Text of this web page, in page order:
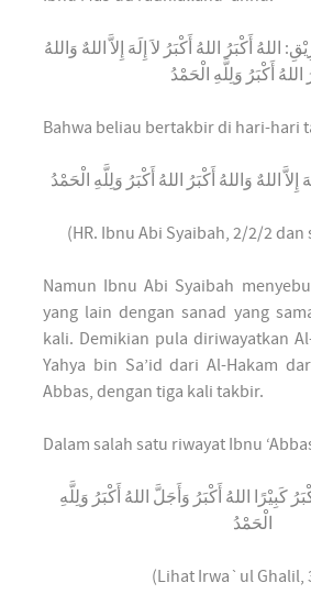
اللهُ أَكْبَرُ اللهُ أَكْبَرُ لاَ إِلَهَ إِلاَّ اللهٌ وَاللهُ
اللهُ أَكْبَرُ وَلِلَّهِ الْحَمْدُ
Bahwa beliau bertakbir di hari-hari
إِلاَّ اللهٌ وَاللهُ أَكْبَرُ اللهُ أَكْبَرُ وَلِلَّهِ الْحَمْدُ
(HR. Ibnu Abi Syaibah, 2/2/2
Namun Ibnu Abi Syaibah
yang lain dengan sanad yang
kali. Demikian pula diriwayatkan
Yahya bin Sa’id dari Al-Hakam
Abbas, dengan tiga kali takbir.
Dalam salah satu riwayat Ibnu
كَبِيْرًا اللهُ أَكْبَرُ وَأَجَلَّ اللهُ أَكْبَرُ وَلِلَّهِ
الْحَمْدُ
(Lihat Irwa`ul Ghalil,